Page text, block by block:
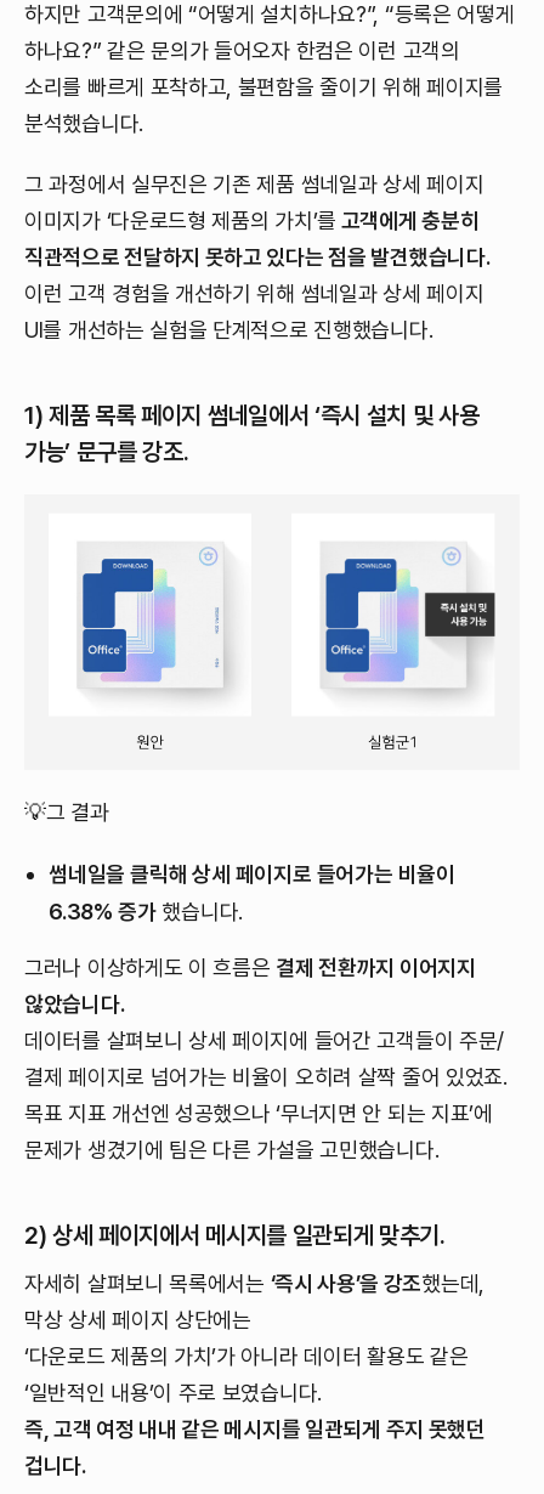
하지만 고객문의에 “어떻게 설치하나요?”, “등록은 어떻게
하나요?” 같은 문의가 들어오자 한컴은 이런 고객의
소리를 빠르게 포착하고, 불편함을 줄이기 위해 페이지를
분석했습니다.
그 과정에서 실무진은 기존 제품 썸네일과 상세 페이지
이미지가 ‘다운로드형 제품의 가치’를 고객에게 충분히
직관적으로 전달하지 못하고 있다는 점을 발견했습니다.
이런 고객 경험을 개선하기 위해 썸네일과 상세 페이지
UI를 개선하는 실험을 단계적으로 진행했습니다.
1) 제품 목록 페이지 썸네일에서 ‘즉시 설치 및 사용
가능’ 문구를 강조.
💡그 결과
썸네일을 클릭해 상세 페이지로 들어가는 비율이
6.38% 증가했습니다.
그러나 이상하게도 이 흐름은 결제 전환까지 이어지지
않았습니다.
데이터를 살펴보니 상세 페이지에 들어간 고객들이 주문/
결제 페이지로 넘어가는 비율이 오히려 살짝 줄어 있었죠.
목표 지표 개선엔 성공했으나 ‘무너지면 안 되는 지표’에
문제가 생겼기에 팀은 다른 가설을 고민했습니다.
2) 상세 페이지에서 메시지를 일관되게 맞추기.
자세히 살펴보니 목록에서는 ‘즉시 사용’을 강조했는데,
막상 상세 페이지 상단에는
‘다운로드 제품의 가치’가 아니라 데이터 활용도 같은
‘일반적인 내용’이 주로 보였습니다.
즉, 고객 여정 내내 같은 메시지를 일관되게 주지 못했던
겁니다.